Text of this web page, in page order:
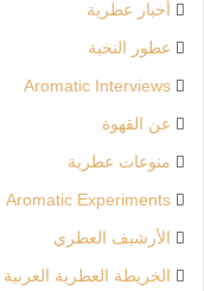
أخبار عطرية
عطور النخبة
Aromatic Interviews
عن القهوة
منوعات عطرية
Aromatic Experiments
الأرشيف العطري
الخريطة العطرية العربية